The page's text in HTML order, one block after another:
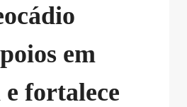
em
fortalece